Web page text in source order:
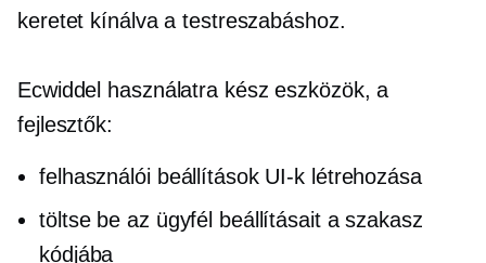
keretet kínálva a testreszabáshoz.
Ecwiddel használatra kész eszközök, a
fejlesztők:
felhasználói beállítások UI-k létrehozása
töltse be az ügyfél beállításait a szakasz
kódjába